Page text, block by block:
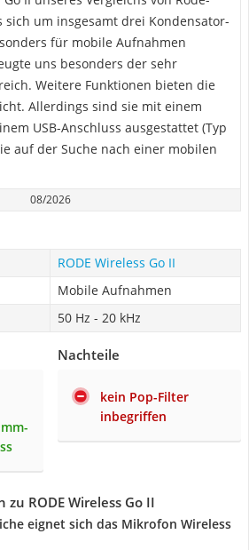
um insgesamt drei Kondensator-
für mobile Aufnahmen
uns besonders der sehr
Weitere Funktionen bieten die
Allerdings sind sie mit einem
USB-Anschluss ausgestattet (Typ
auf der Suche nach einer mobilen
08/2026
RODE Wireless Go II
Mobile Aufnahmen
50 Hz - 20 kHz
Nachteile
kein Pop-Filter
inbegriffen
RODE Wireless Go II
eignet sich das Mikrofon Wireless